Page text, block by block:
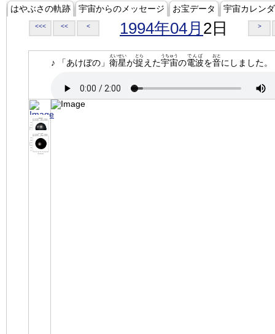
はやぶさの軌跡 宇宙からのメッセージ お宝データ 宇宙カレン
<<< << < 1994年04月 2日 >
♪ 「あけぼの」 衛星
えいせい
が捉
とら
えた宇宙
うちゅう
の電波
でんぱ
を音
おと
にしました。